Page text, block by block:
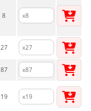
8
27
87
19